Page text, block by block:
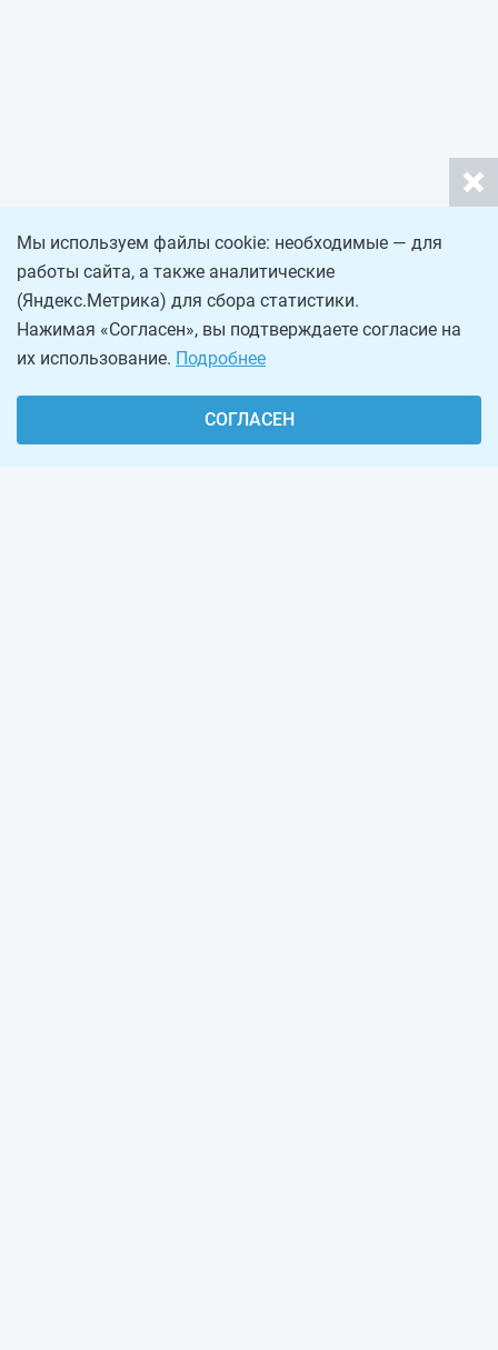
Мы используем файлы cookie: необходимые — для
работы сайта, а также аналитические
(Яндекс.Метрика) для сбора статистики.
Нажимая «Согласен», вы подтверждаете согласие на
их использование. Подробнее
СОГЛАСЕН